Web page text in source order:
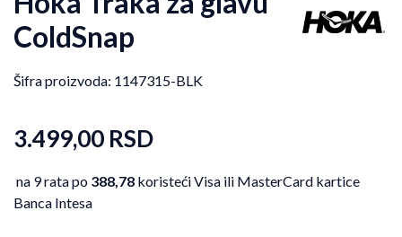
ColdSnap
Šifra proizvoda: 1147315-BLK
3.499,00 RSD
na 9 rata po 388,78 koristeći Visa ili MasterCard kartice
Banca Intesa